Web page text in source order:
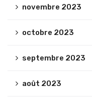
novembre 2023
octobre 2023
septembre 2023
août 2023